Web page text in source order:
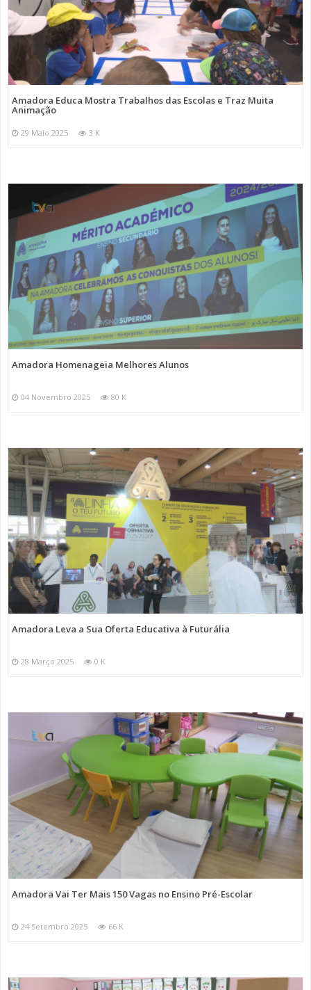
Amadora Educa Mostra Trabalhos das Escolas e Traz Muita
Animação
29 Maio 2025 3 K
Amadora Homenageia Melhores Alunos
04 Novembro 2025 80 K
Amadora Leva a Sua Oferta Educativa à Futurália
28 Março 2025 0 K
Amadora Vai Ter Mais 150 Vagas no Ensino Pré-Escolar
24 Setembro 2025 66 K